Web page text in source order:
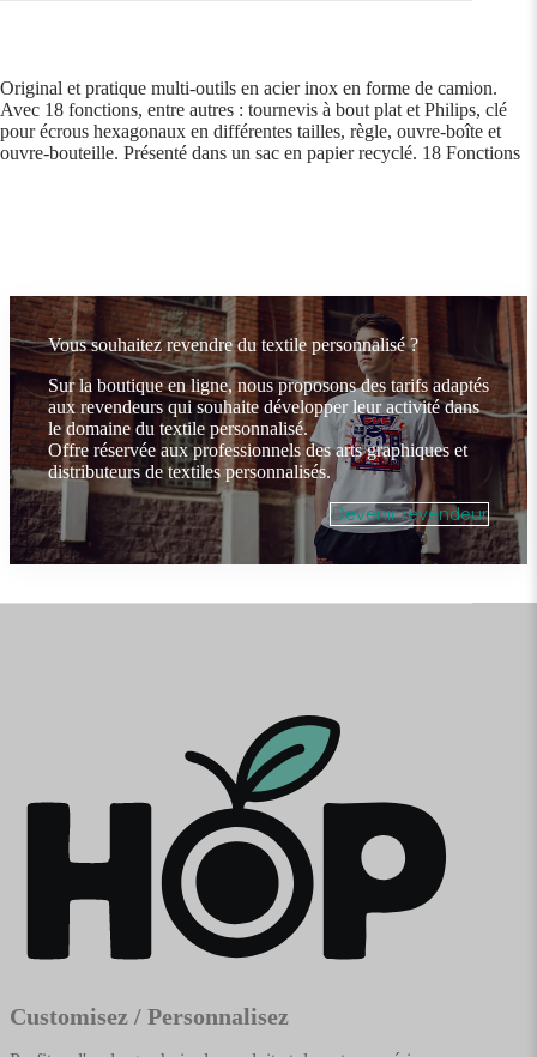
Original et pratique multi-outils en acier inox en forme de camion.
Avec 18 fonctions, entre autres : tournevis à bout plat et Philips, clé
pour écrous hexagonaux en différentes tailles, règle, ouvre-boîte et
ouvre-bouteille. Présenté dans un sac en papier recyclé. 18 Fonctions
Vous souhaitez revendre du textile personnalisé ?
Sur la boutique en ligne, nous proposons des tarifs adaptés
aux revendeurs qui souhaite développer leur activité dans
le domaine du textile personnalisé.
Offre réservée aux professionnels des arts graphiques et
distributeurs de textiles personnalisés.
Devenir revendeur
Customisez / Personnalisez